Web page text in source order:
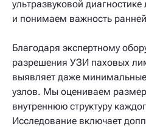
ультразвуковой
и понимаем важность
Благодаря экспертному
разрешения УЗИ паховых
выявляет даже минимальные
узлов. Мы оцениваем
внутреннюю структуру
Исследование включает